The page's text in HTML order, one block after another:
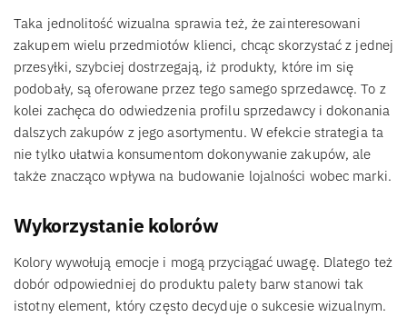
Taka jednolitość wizualna sprawia też, że zainteresowani
zakupem wielu przedmiotów klienci, chcąc skorzystać z jednej
przesyłki, szybciej dostrzegają, iż produkty, które im się
podobały, są oferowane przez tego samego sprzedawcę. To z
kolei zachęca do odwiedzenia profilu sprzedawcy i dokonania
dalszych zakupów z jego asortymentu. W efekcie strategia ta
nie tylko ułatwia konsumentom dokonywanie zakupów, ale
także znacząco wpływa na budowanie lojalności wobec marki.
Wykorzystanie kolorów
Kolory wywołują emocje i mogą przyciągać uwagę. Dlatego też
dobór odpowiedniej do produktu palety barw stanowi tak
istotny element, który często decyduje o sukcesie wizualnym.